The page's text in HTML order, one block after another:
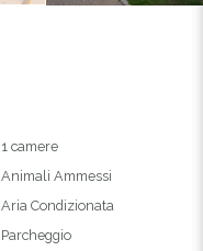
1 camere
Animali Ammessi
Aria Condizionata
Parcheggio